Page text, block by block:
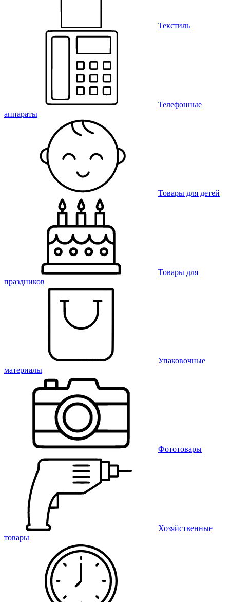
Текстиль
Телефонные
аппараты
Товары для детей
Товары для
праздников
Упаковочные
материалы
Фототовары
Хозяйственные
товары